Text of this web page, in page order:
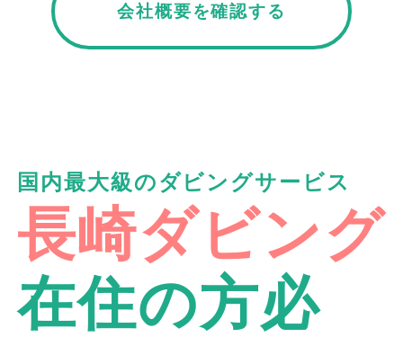
会社概要を確認する
国内最大級のダビングサービス
長崎ダビング
在住の方必